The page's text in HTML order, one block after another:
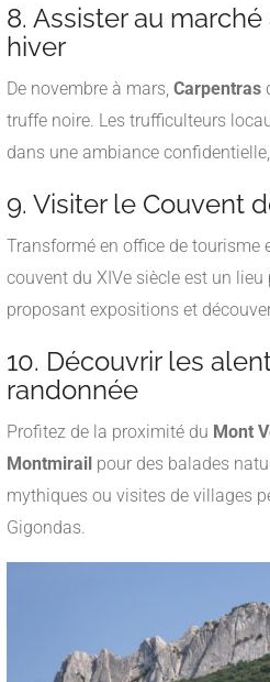
8. Assister au
hiver
De novembre à mars, Carpentras
truffe noire. Les trufficulteurs
dans une ambiance
9. Visiter le Couvent
Transformé en office de tourisme
couvent du XIVe siècle est un lieu
proposant expositions et
10. Découvrir les
randonnée
Profitez de la proximité du Mont
Montmirail pour des balades
mythiques ou visites de villages
Gigondas.